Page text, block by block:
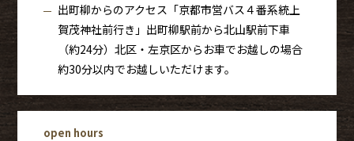
出町柳からのアクセス「京都市営バス４番系統上
賀茂神社前行き」出町柳駅前から北山駅前下車
（約24分）北区・左京区からお車でお越しの場合
約30分以内でお越しいただけます。
open hours